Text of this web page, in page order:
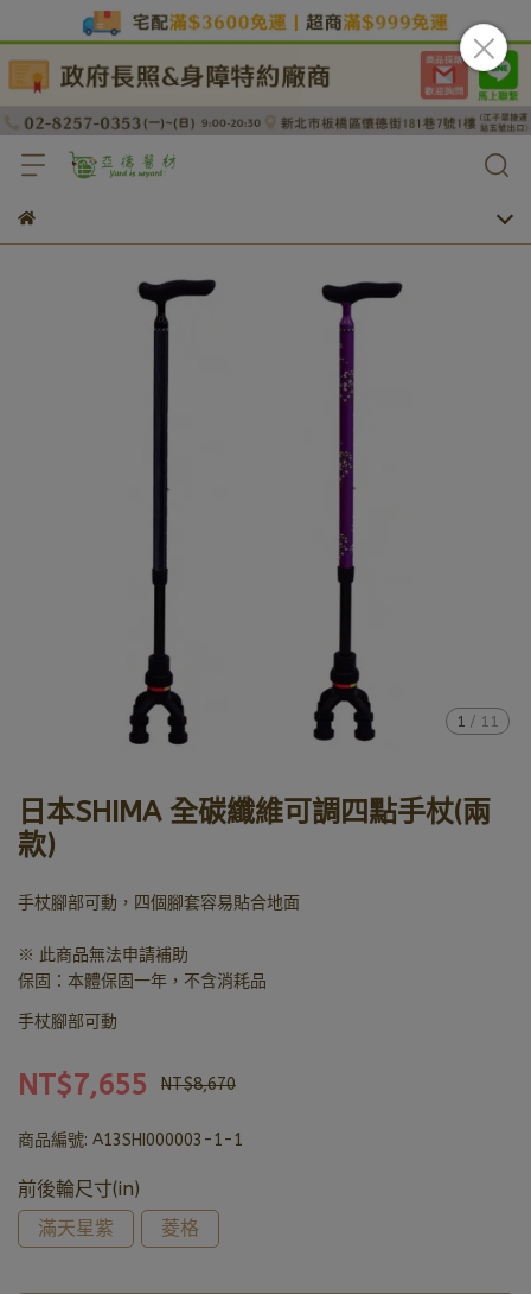
1 / 11
日本SHIMA 全碳纖維可調四點手杖(兩
款)
手杖腳部可動，四個腳套容易貼合地面
※ 此商品無法申請補助
保固：本體保固一年，不含消耗品
手杖腳部可動
NT$7,655 NT$8,670
商品編號: A13SHI000003-1-1
前後輪尺寸(in)
滿天星紫
菱格